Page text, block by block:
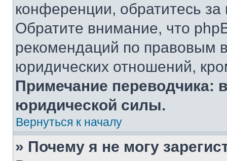
конференции, обратитесь
Обратите внимание, что
рекомендаций по правовым
юридических отношений,
Примечание переводчика:
юридической силы.
Вернуться к началу
» Почему я не могу